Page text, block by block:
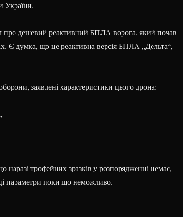
України.
про дешевий реактивний БПЛА ворога, який почав
Є думка, що це реактивна версія БПЛА „Дельта“, —
заявлені характеристики цього дрона:
трофейних зразків у розпорядженні немає,
параметри поки що неможливо.